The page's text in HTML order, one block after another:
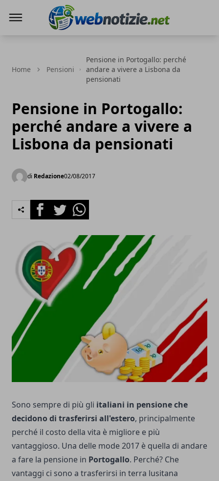
Home Pensioni
Pensione in Portogallo: perché
andare a vivere a Lisbona da
pensionati
Pensione in Portogallo:
perché andare a vivere a
Lisbona da pensionati
di Redazione02/08/2017
FacebookTwitterWhatsapp
Sono sempre di più gli italiani in pensione che
decidono di trasferirsi all'estero, principalmente
perché il costo della vita è migliore e più
vantaggioso. Una delle mode 2017 è quella di andare
a fare la pensione in Portogallo. Perché? Che
vantaggi ci sono a trasferirsi in terra lusitana